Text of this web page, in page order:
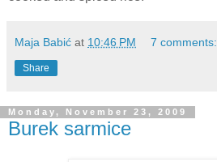
Maja Babić at 10:46 PM 7 comments:
Share
Monday, November 23, 2009
Burek sarmice